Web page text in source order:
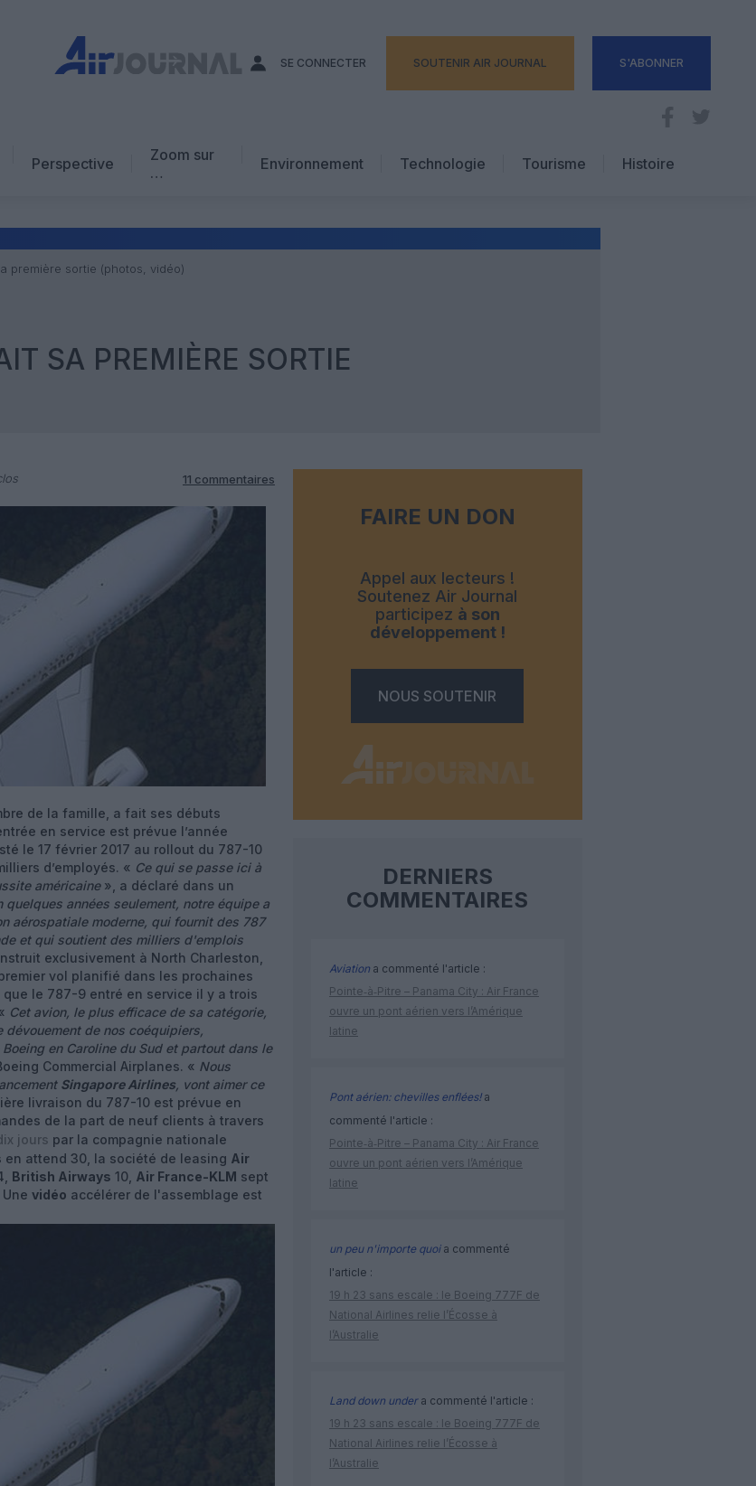
SE CONNECTER SOUTENIR AIR JOURNAL S'ABONNER
Perspective
Zoom sur
…
Avis d’expert
Environnement Technologie
Tourisme
Hôtellerie
Histoire
première sortie (photos, vidéo)
SA PREMIÈRE SORTIE
11 commentaires
de la famille, a fait ses débuts
en service est prévue l’année
le 17 février 2017 au rollout du 787-10
d’employés. « Ce qui se passe ici à
américaine», a déclaré dans un
quelques années seulement, notre équipe a
aérospatiale moderne, qui fournit des 787
et qui soutient des milliers d'emplois
exclusivement à North Charleston,
vol planifié dans les prochaines
que le 787-9 entré en service il y a trois
Cet avion, le plus efficace de sa catégorie,
de nos coéquipiers,
en Caroline du Sud et partout dans le
Commercial Airplanes. « Nous
Singapore Airlines, vont aimer ce
livraison du 787-10 est prévue en
de la part de neuf clients à travers
jours par la compagnie nationale
en attend 30, la société de leasing Air
British Airways 10, Air France-KLM sept
vidéo accélérer de l'assemblage est
FAIRE UN DON
Appel aux lecteurs !
Soutenez Air Journal
participez à son
développement !
NOUS SOUTENIR
DERNIERS
COMMENTAIRES
Aviation a commenté l'article :
Pointe‑à‑Pitre – Panama City : Air France
ouvre un pont aérien vers l’Amérique
latine
Pont aérien: chevilles enflées!a
commenté l'article :
Pointe‑à‑Pitre – Panama City : Air France
ouvre un pont aérien vers l’Amérique
latine
un peu n'importe quoia commenté
l'article :
19 h 23 sans escale : le Boeing 777F de
National Airlines relie l’Écosse à
l’Australie
Land down undera commenté l'article :
19 h 23 sans escale : le Boeing 777F de
National Airlines relie l’Écosse à
l’Australie